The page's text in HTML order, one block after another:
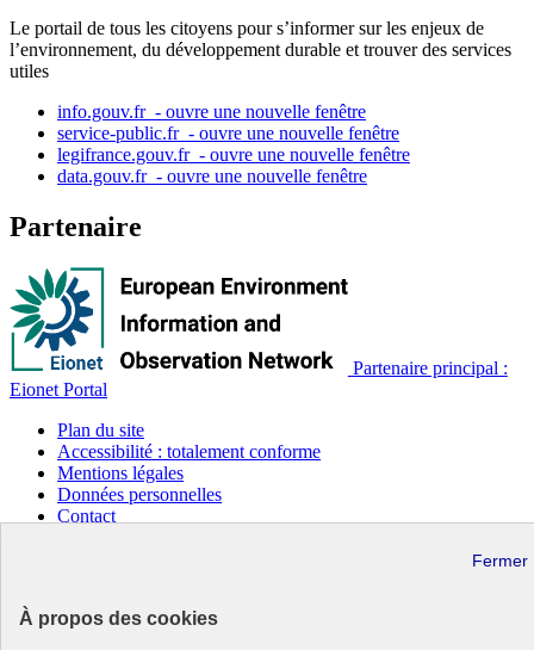
À propos des cookies
Le portail de tous les citoyens pour s’informer sur les enjeux de
l’environnement, du développement durable et trouver des services
utiles
info.gouv.fr - ouvre une nouvelle fenêtre
service-public.fr - ouvre une nouvelle fenêtre
legifrance.gouv.fr - ouvre une nouvelle fenêtre
data.gouv.fr - ouvre une nouvelle fenêtre
Partenaire
Partenaire principal :
Eionet Portal
Plan du site
Accessibilité : totalement conforme
Mentions légales
Données personnelles
Contact
Sauf mention contraire, tous les contenus de ce site sont sous
licence etalab-2.0 Lien externe